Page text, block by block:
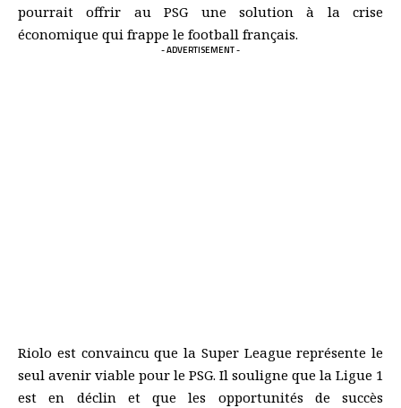
pourrait offrir au PSG une solution à la crise
économique qui frappe le football français.
- ADVERTISEMENT -
Riolo est convaincu que la Super League représente le
seul avenir viable pour le PSG. Il souligne que la Ligue 1
est en déclin et que les opportunités de succès